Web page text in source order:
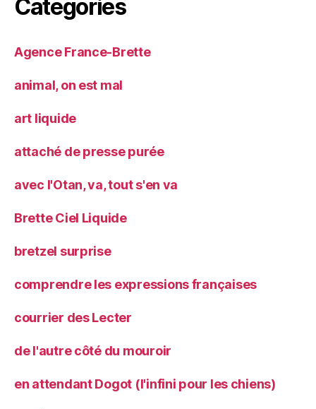
Catégories
Agence France-Brette
animal, on est mal
art liquide
attaché de presse purée
avec l'Otan, va, tout s'en va
Brette Ciel Liquide
bretzel surprise
comprendre les expressions françaises
courrier des Lecter
de l'autre côté du mouroir
en attendant Dogot (l'infini pour les chiens)